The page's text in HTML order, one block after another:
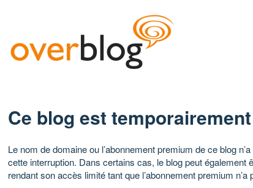
Ce blog est
Le nom de domaine ou l’abonnement premium de ce blog
cette interruption. Dans certains cas, le blog peut également
rendant son accès limité tant que l’abonnement premium n’a